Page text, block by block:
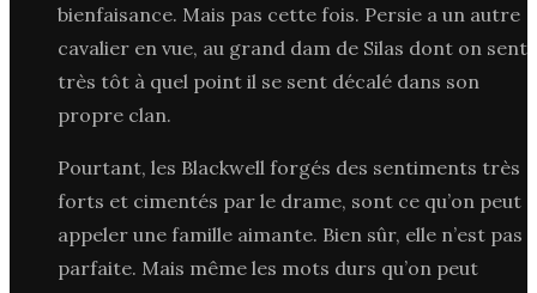
bienfaisance. Mais pas cette fois. Persie a un autre
cavalier en vue, au grand dam de Silas dont on sent
très tôt à quel point il se sent décalé dans son
propre clan.
Pourtant, les Blackwell forgés des sentiments très
forts et cimentés par le drame, sont ce qu’on peut
appeler une famille aimante. Bien sûr, elle n’est pas
parfaite. Mais même les mots durs qu’on peut